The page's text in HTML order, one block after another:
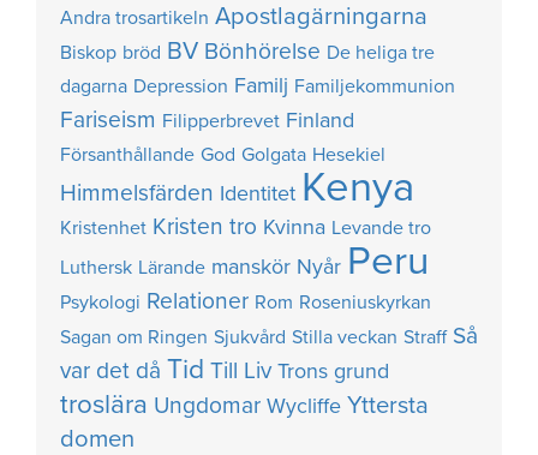
Andra trosartikeln Apostlagärningarna
Biskop bröd BV Bönhörelse De heliga tre
dagarna Depression Familj Familjekommunion
Fariseism Filipperbrevet Finland
Försanthållande God Golgata Hesekiel
Himmelsfärden Identitet Kenya
Kristenhet Kristen tro Kvinna Levande tro
Luthersk Lärande manskör Nyår Peru
Psykologi Relationer Rom Roseniuskyrkan
Sagan om Ringen Sjukvård Stilla veckan Straff Så
var det då Tid Till Liv Trons grund
troslära Ungdomar Wycliffe Yttersta
domen